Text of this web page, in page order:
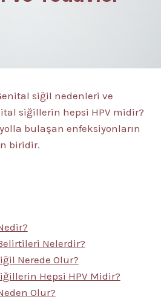
siğil nedenleri ve
siğillerin hepsi HPV midir?
bulaşan enfeksiyonların
biridir.
Nelerdir?
Nerede Olur?
Hepsi HPV Midir?
Olur?